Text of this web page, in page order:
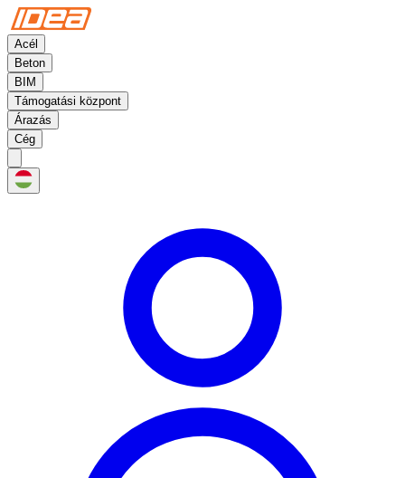
Acél
Beton
BIM
Támogatási központ
Árazás
Cég